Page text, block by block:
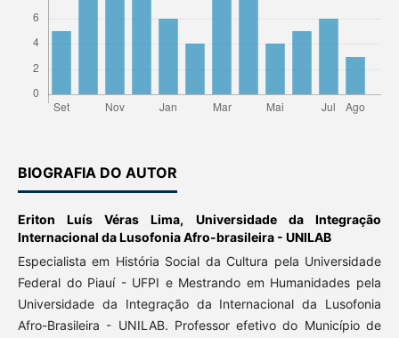
BIOGRAFIA DO AUTOR
Eriton Luís Véras Lima, Universidade da Integração
Internacional da Lusofonia Afro-brasileira - UNILAB
Especialista em História Social da Cultura pela Universidade
Federal do Piauí - UFPI e Mestrando em Humanidades pela
Universidade da Integração da Internacional da Lusofonia
Afro-Brasileira - UNILAB. Professor efetivo do Município de